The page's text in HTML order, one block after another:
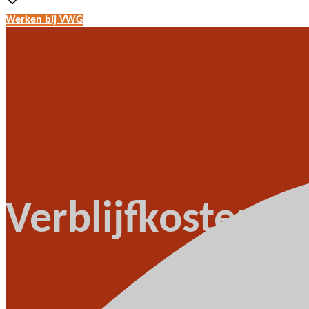
Werken bij VWG
Verblijfkosten